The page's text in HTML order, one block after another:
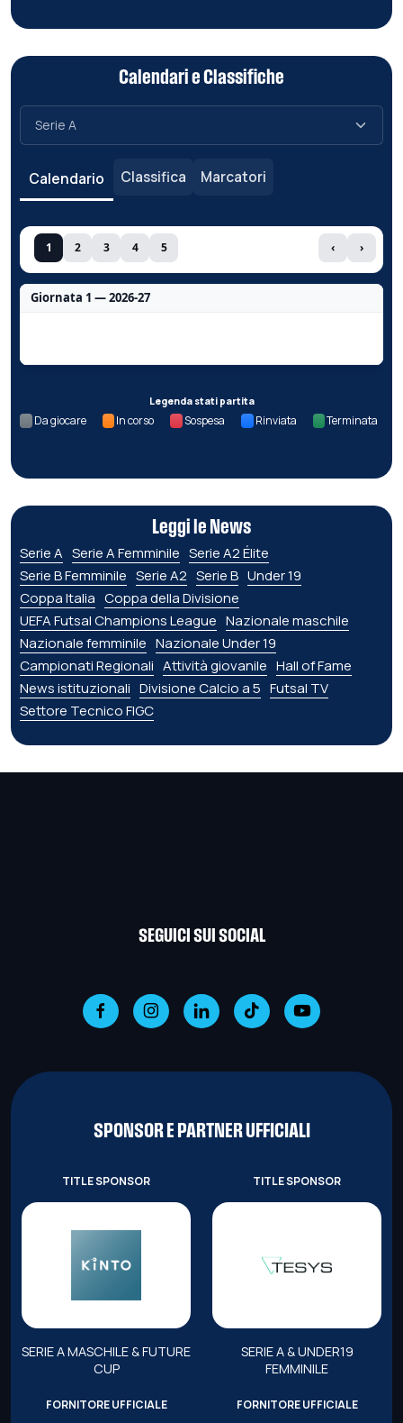
Calendari e Classifiche
Calendario Classifica Marcatori
1 2 3 4 5 ‹ ›
Giornata 1 — 2026-27
Legenda stati partita
Da giocare In corso Sospesa Rinviata Terminata
Leggi le News
Serie A Serie A Femminile Serie A2 Élite
Serie B Femminile Serie A2 Serie B Under 19
Coppa Italia Coppa della Divisione
UEFA Futsal Champions League Nazionale maschile
Nazionale femminile Nazionale Under 19
Campionati Regionali Attività giovanile Hall of Fame
News istituzionali Divisione Calcio a 5 Futsal TV
Settore Tecnico FIGC
SEGUICI SUI SOCIAL
SPONSOR E PARTNER UFFICIALI
TITLE SPONSOR
SERIE A MASCHILE & FUTURE
CUP
TITLE SPONSOR
SERIE A & UNDER19
FEMMINILE
FORNITORE UFFICIALE FORNITORE UFFICIALE